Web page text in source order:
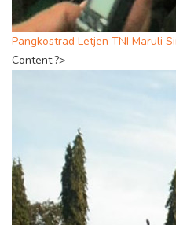
Pangkostrad Letjen TNI Maruli
Content;?>